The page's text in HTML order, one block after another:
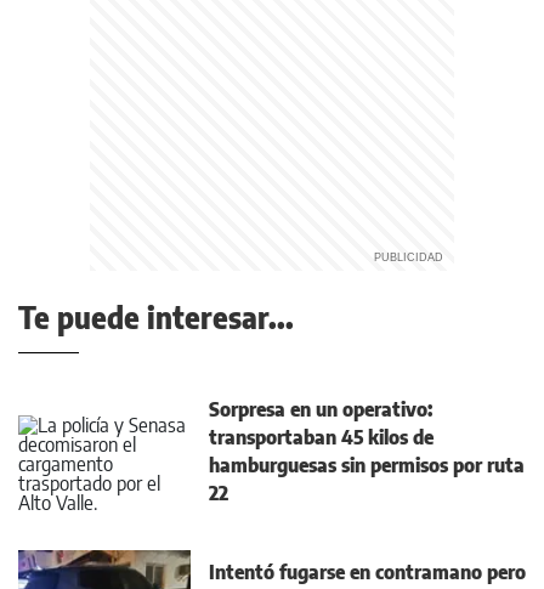
Te puede interesar...
Sorpresa en un operativo:
transportaban 45 kilos de
hamburguesas sin permisos por ruta
22
Intentó fugarse en contramano pero